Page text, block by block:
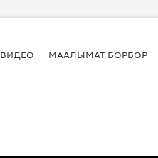
ВИДЕО МААЛЫМАТ БОРБОР